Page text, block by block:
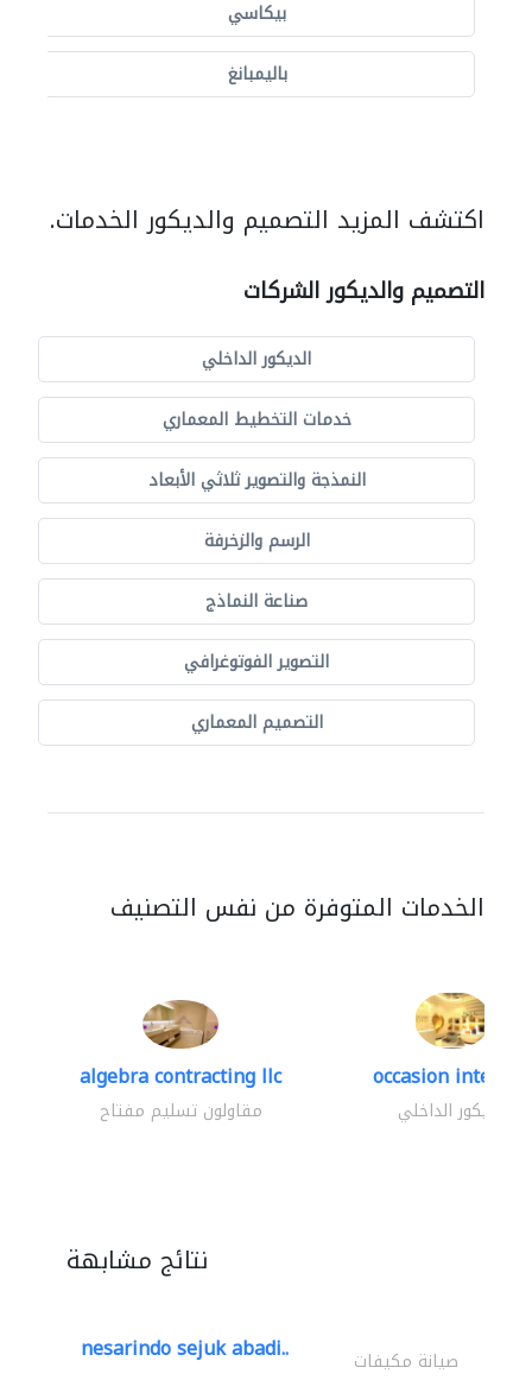
بيكاسي
باليمبانغ
اكتشف المزيد التصميم والديكور الخدمات.
التصميم والديكور الشركات
الديكور الداخلي
خدمات التخطيط المعماري
النمذجة والتصوير ثلاثي الأبعاد
الرسم والزخرفة
صناعة النماذج
التصوير الفوتوغرافي
التصميم المعماري
الخدمات المتوفرة من نفس التصنيف
algebra contracting llc
مقاولون تسليم مفتاح
occasion interiors
الديكور الداخلي
نتائج مشابهة
nesarindo sejuk abadi.. صيانة مكيفات